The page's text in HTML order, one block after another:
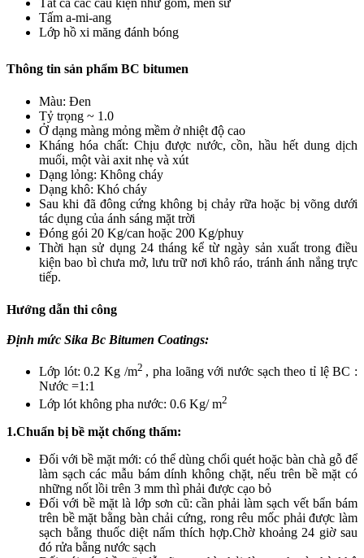
Tất cả các cấu kiện như gốm, men sứ
Tấm a-mi-ang
Lớp hồ xi măng đánh bóng
Thông tin sản phẩm BC bitumen
Màu: Đen
Tỷ trọng ~ 1.0
Ở dạng màng mỏng mềm ở nhiệt độ cao
Kháng hóa chất: Chịu được nước, cồn, hầu hết dung dịch
muối, một vài axit nhẹ và xút
Dạng lỏng: Không cháy
Dạng khô: Khó cháy
Sau khi đã đông cứng không bị chảy rữa hoặc bị võng dưới
tác dụng của ánh sáng mặt trời
Đóng gói 20 Kg/can hoặc 200 Kg/phuy
Thời hạn sử dụng 24 tháng kể từ ngày sản xuất trong điều
kiện bao bì chưa mở, lưu trữ nơi khô ráo, tránh ánh nắng trực
tiếp.
Hướng dẫn thi công
Định mức Sika Bc Bitumen Coatings:
Lớp lót: 0.2 Kg /m2 , pha loãng với nước sạch theo tỉ lệ BC :
Nước =1:1
Lớp lót không pha nước: 0.6 Kg/ m2
1.Chuẩn bị bề mặt chống thấm:
Đối với bề mặt mới: có thể dùng chổi quét hoặc bàn chà gỗ để
làm sạch các mẫu bám dính không chặt, nếu trên bề mặt có
những nốt lồi trên 3 mm thì phải được cạo bỏ
Đối với bề mặt là lớp sơn cũ: cần phải làm sạch vết bẩn bám
trên bề mặt bằng bàn chải cứng, rong rêu mốc phải được làm
sạch bằng thuốc diệt nấm thích hợp.Chờ khoảng 24 giờ sau
đó rửa bằng nước sạch